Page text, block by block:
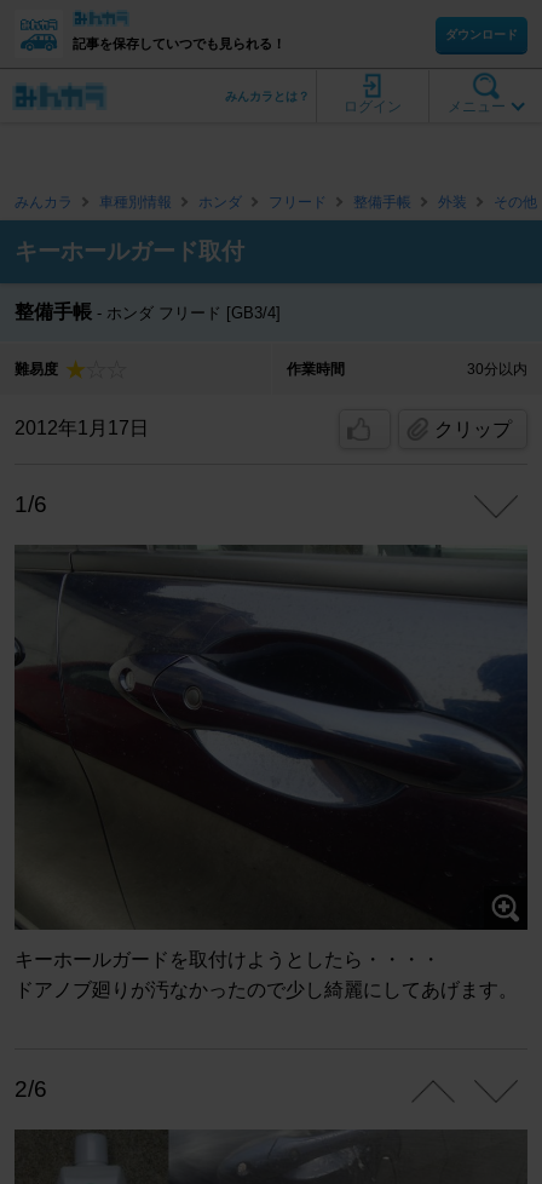
記事を保存していつでも見られる！
ダウンロード
メニュー
ログイン
みんカラとは？
みんカラ 車種別情報 ホンダ フリード 整備手帳 外装 その他
キーホールガード取付
整備手帳 ホンダ フリード [GB3/4]
難易度 作業時間 30分以内
2012年1月17日 クリップ
1/6
キーホールガードを取付けようとしたら・・・・
ドアノブ廻りが汚なかったので少し綺麗にしてあげます。
2/6